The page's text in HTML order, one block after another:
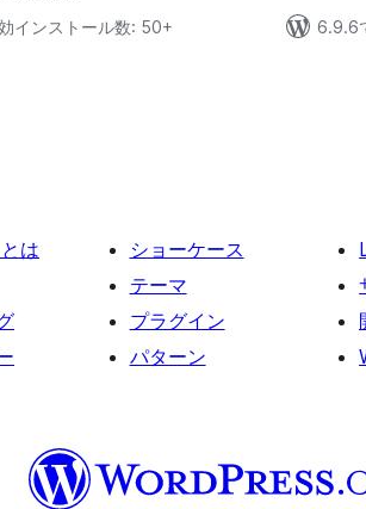
インストール数: 50+
6.9.6
は
ショーケース
テーマ
プラグイン
パターン